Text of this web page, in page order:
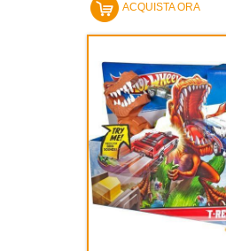
ACQUISTA ORA